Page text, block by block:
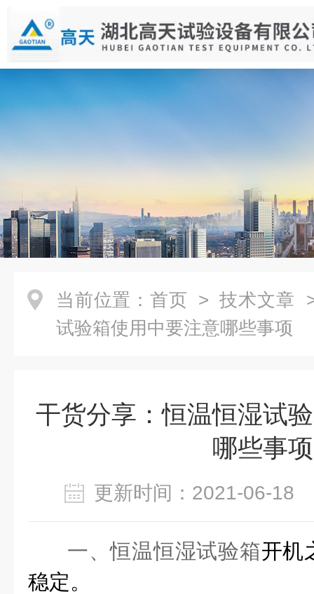
当前位置： 首页 > 技术文章
试验箱使用中要注意哪些事项
干货分享：恒温恒湿试
哪些事项
更新时间：2021-06-
一、恒温恒湿试验箱开机
稳定。